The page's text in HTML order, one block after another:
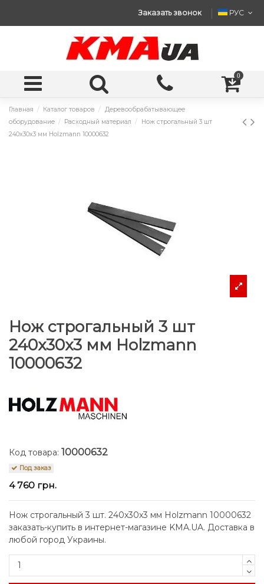
Заказать звонок РУС
0
Главная Каталог товаров
Деревообрабатывающее
оборудование
Расходный материал
Нож строгальный 3 шт
240x30x3 мм Holzmann 10000632
Нож строгальный 3 шт
240x30x3 мм Holzmann
10000632
Код товара: 10000632
Под заказ
4 760 грн.
Нож строгальный 3 шт. 240x30x3 мм Holzmann 10000632
заказать-купить в интернет-магазине KMA.UA. Доставка в
любой город Украины.